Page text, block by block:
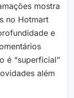
mostra
no Hotmart
e
é “superficial”
além